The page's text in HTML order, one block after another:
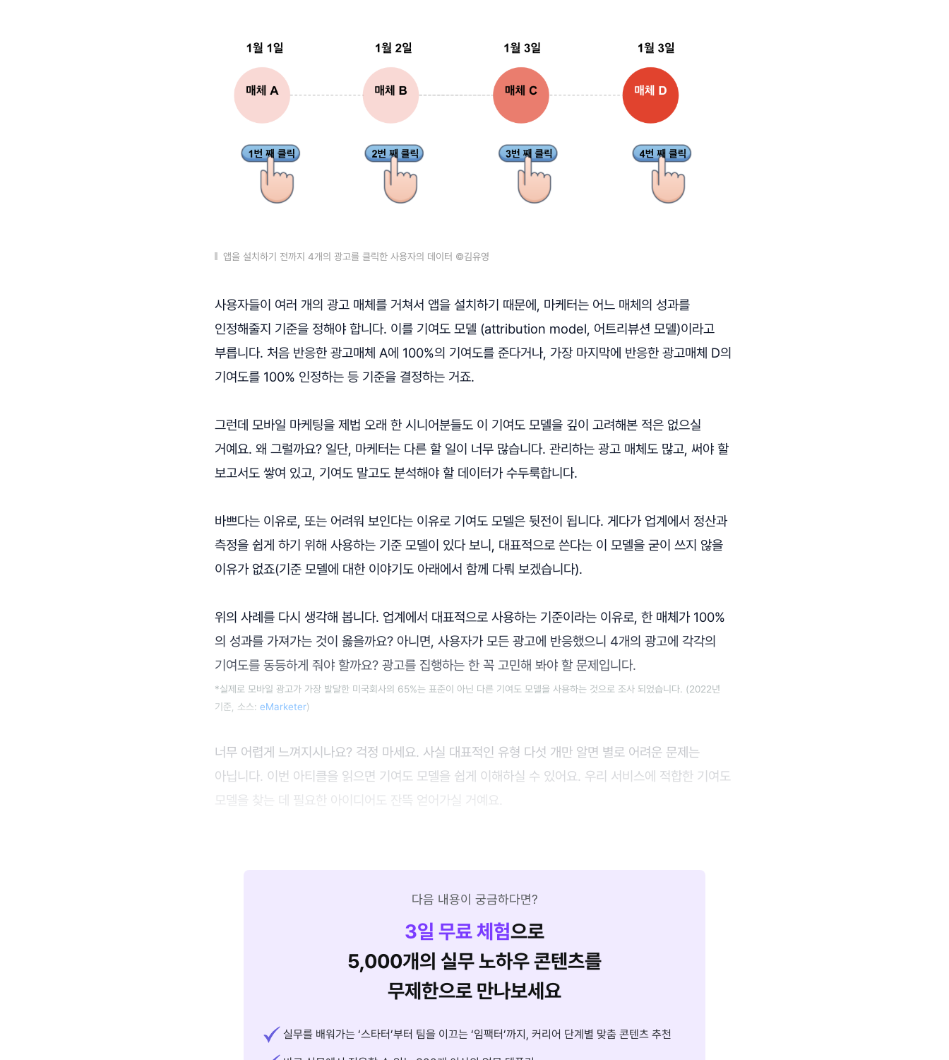
앱을 설치하기 전까지 4개의 광고를 클릭한 사용자의 데이터 ©김유영
사용자들이 여러 개의 광고 매체를 거쳐서 앱을 설치하기 때문에, 마케터는 어느 매체의 성과를
인정해줄지 기준을 정해야 합니다. 이를 기여도 모델 (attribution model, 어트리뷰션 모델)이라고
부릅니다. 처음 반응한 광고매체 A에 100%의 기여도를 준다거나, 가장 마지막에 반응한 광고매체 D의
기여도를 100% 인정하는 등 기준을 결정하는 거죠.
그런데 모바일 마케팅을 제법 오래 한 시니어분들도 이 기여도 모델을 깊이 고려해본 적은 없으실
거예요. 왜 그럴까요? 일단, 마케터는 다른 할 일이 너무 많습니다. 관리하는 광고 매체도 많고, 써야 할
보고서도 쌓여 있고, 기여도 말고도 분석해야 할 데이터가 수두룩합니다.
바쁘다는 이유로, 또는 어려워 보인다는 이유로 기여도 모델은 뒷전이 됩니다. 게다가 업계에서 정산과
측정을 쉽게 하기 위해 사용하는 기준 모델이 있다 보니, 대표적으로 쓴다는 이 모델을 굳이 쓰지 않을
이유가 없죠(기준 모델에 대한 이야기도 아래에서 함께 다뤄 보겠습니다).
위의 사례를 다시 생각해 봅니다. 업계에서 대표적으로 사용하는 기준이라는 이유로, 한 매체가 100%
의 성과를 가져가는 것이 옳을까요? 아니면, 사용자가 모든 광고에 반응했으니 4개의 광고에 각각의
기여도를 동등하게 줘야 할까요? 광고를 집행하는 한 꼭 고민해 봐야 할 문제입니다.
*실제로 모바일 광고가 가장 발달한 미국회사의 65%는 표준이 아닌 다른 기여도 모델을 사용하는 것으로 조사 되었습니다. (2022년
기준, 소스: eMarketer)
너무 어렵게 느껴지시나요? 걱정 마세요. 사실 대표적인 유형 다섯 개만 알면 별로 어려운 문제는
아닙니다. 이번 아티클을 읽으면 기여도 모델을 쉽게 이해하실 수 있어요. 우리 서비스에 적합한 기여도
모델을 찾는 데 필요한 아이디어도 잔뜩 얻어가실 거예요.
다음 내용이 궁금하다면?
3일 무료 체험으로
5,000개의 실무 노하우 콘텐츠를
무제한으로 만나보세요
실무를 배워가는 ‘스타터’부터 팀을 이끄는 ‘임팩터’까지, 커리어 단계별 맞춤 콘텐츠 추천